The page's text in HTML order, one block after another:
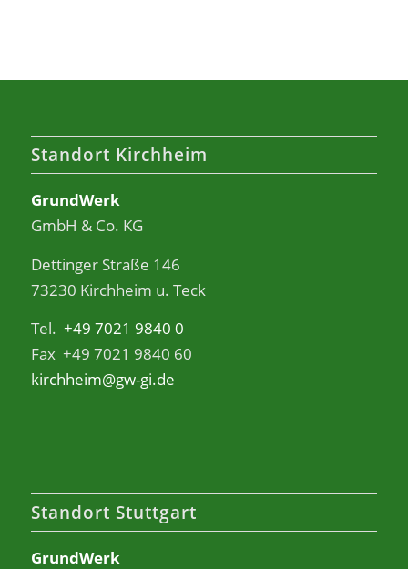
Standort Kirchheim
GrundWerk
GmbH & Co. KG
Dettinger Straße 146
73230 Kirchheim u. Teck
Tel. +49 7021 9840 0
Fax +49 7021 9840 60
kirchheim@gw-gi.de
Standort Stuttgart
GrundWerk